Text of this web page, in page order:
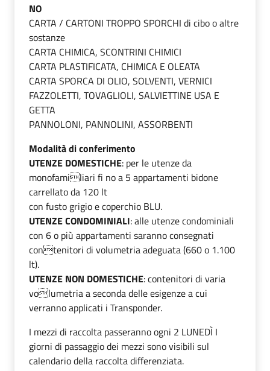
NO
CARTA / CARTONI TROPPO SPORCHI di cibo o altre
sostanze
CARTA CHIMICA, SCONTRINI CHIMICI
CARTA PLASTIFICATA, CHIMICA E OLEATA
CARTA SPORCA DI OLIO, SOLVENTI, VERNICI
FAZZOLETTI, TOVAGLIOLI, SALVIETTINE USA E
GETTA
PANNOLONI, PANNOLINI, ASSORBENTI
Modalità di conferimento
UTENZE DOMESTICHE: per le utenze da
monofamiliari fi no a 5 appartamenti bidone
carrellato da 120 lt
con fusto grigio e coperchio BLU.
UTENZE CONDOMINIALI: alle utenze condominiali
con 6 o più appartamenti saranno consegnati
contenitori di volumetria adeguata (660 o 1.100
lt).
UTENZE NON DOMESTICHE: contenitori di varia
volumetria a seconda delle esigenze a cui
verranno applicati i Transponder.
I mezzi di raccolta passeranno ogni 2 LUNEDÌ I
giorni di passaggio dei mezzi sono visibili sul
calendario della raccolta differenziata.